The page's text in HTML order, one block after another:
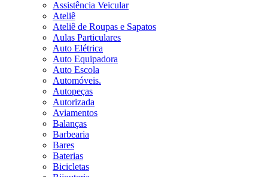
Assistência Veicular
Ateliê
Ateliê de Roupas e Sapatos
Aulas Particulares
Auto Elétrica
Auto Equipadora
Auto Escola
Automóveis.
Autopeças
Autorizada
Aviamentos
Balanças
Barbearia
Bares
Baterias
Bicicletas